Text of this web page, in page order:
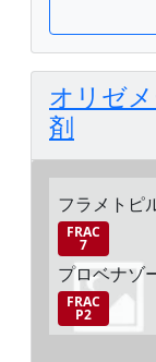
オリゼ
剤
フラメトピ
FRAC
7
プロベナゾ
FRAC
P2